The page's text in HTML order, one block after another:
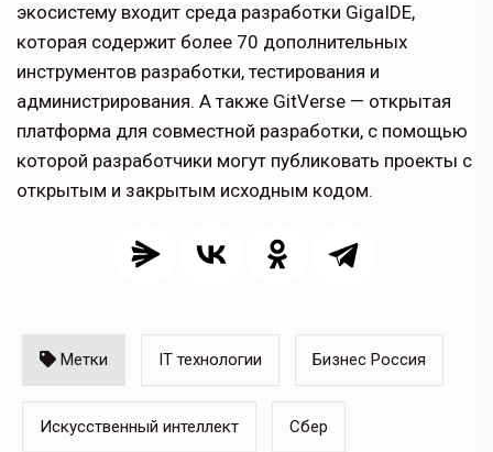
экосистему входит среда разработки GigaIDE,
которая содержит более 70 дополнительных
инструментов разработки, тестирования и
администрирования. А также GitVerse — открытая
платформа для совместной разработки, с помощью
которой разработчики могут публиковать проекты с
открытым и закрытым исходным кодом.
Метки IT технологии Бизнес Россия
Искусственный интеллект Сбер